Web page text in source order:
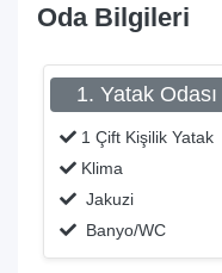
Oda Bilgileri
1. Yatak Odası
1 Çift Kişilik Yatak
Klima
Jakuzi
Banyo/WC